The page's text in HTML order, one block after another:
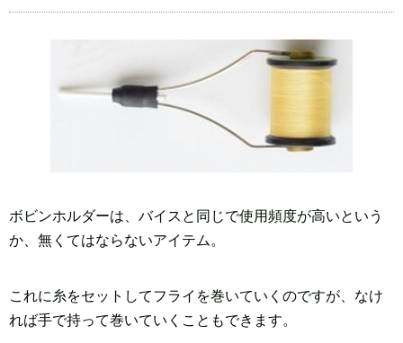
ボビンホルダーは、バイスと同じで使用頻度が高いという
か、無くてはならないアイテム。
これに糸をセットしてフライを巻いていくのですが、なけ
れば手で持って巻いていくこともできます。